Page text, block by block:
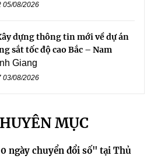
05/08/2026
dựng thông tin mới về dự án
sắt tốc độ cao Bắc – Nam
Giang
03/08/2026
MỤC
ngày chuyển đổi số" tại Thủ